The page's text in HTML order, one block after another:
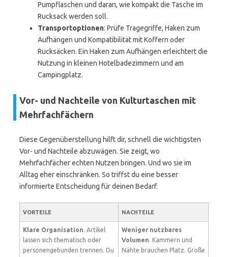
Pumpflaschen und daran, wie kompakt die Tasche im
Rucksack werden soll.
Transportoptionen: Prüfe Tragegriffe, Haken zum
Aufhängen und Kompatibilität mit Koffern oder
Rucksäcken. Ein Haken zum Aufhängen erleichtert die
Nutzung in kleinen Hotelbadezimmern und am
Campingplatz.
Vor- und Nachteile von Kulturtaschen mit
Mehrfachfächern
Diese Gegenüberstellung hilft dir, schnell die wichtigsten
Vor- und Nachteile abzuwägen. Sie zeigt, wo
Mehrfachfächer echten Nutzen bringen. Und wo sie im
Alltag eher einschränken. So triffst du eine besser
informierte Entscheidung für deinen Bedarf.
VORTEILE NACHTEILE
Klare Organisation. Artikel
lassen sich thematisch oder
personengebunden trennen. Du
Weniger nutzbares
Volumen. Kammern und
Nähte brauchen Platz. Große